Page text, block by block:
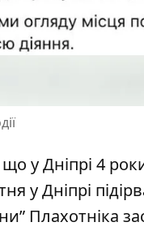
що у Дніпрі 4
уДніпрі
Плахотніка